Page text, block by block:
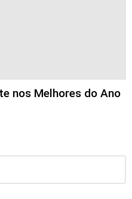
nos Melhores do Ano